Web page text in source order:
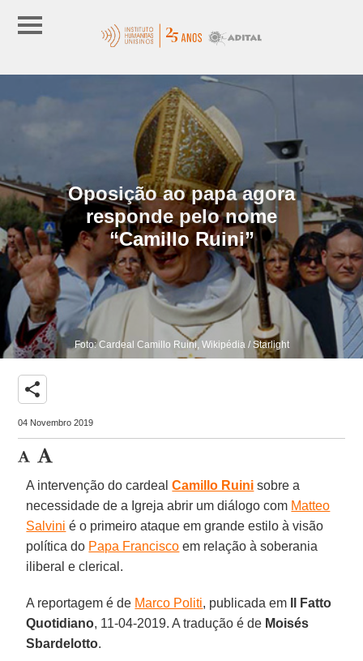
Oposição ao papa agora
responde pelo nome
“Camillo Ruini”
Foto: Cardeal Camillo Ruini, Wikipédia / Starlight
share
04 Novembro 2019
A intervenção do cardealCamillo Ruini sobre a
necessidade de a Igreja abrir um diálogo com Matteo
Salvini é o primeiro ataque em grande estilo à visão
política do Papa Francisco em relação à soberania
iliberal e clerical.
A reportagem é de Marco Politi, publicada em
Il Fatto
Quotidiano, 11-04-2019. A tradução é de Moisés
Sbardelotto.